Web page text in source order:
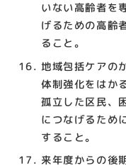
いない高齢者を
げるための高齢
ること。
地域包括ケアの
体制強化をはか
孤立した区民、
につなげるため
すること。
来年度からの後